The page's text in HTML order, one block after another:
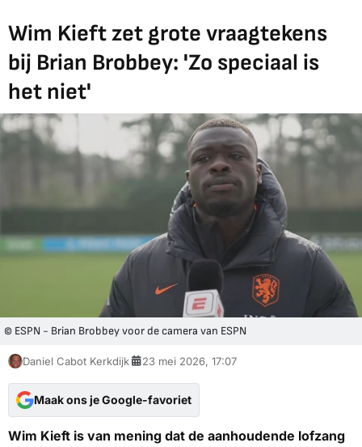
Wim Kieft zet grote vraagtekens
bij Brian Brobbey: 'Zo speciaal is
het niet'
© ESPN - Brian Brobbey voor de camera van ESPN
Daniel Cabot Kerkdijk 23 mei 2026, 17:07
Maak ons je Google-favoriet
Wim Kieft is van mening dat de aanhoudende lofzang